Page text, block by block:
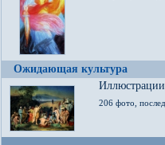
Ожидающая культура
206 фото,